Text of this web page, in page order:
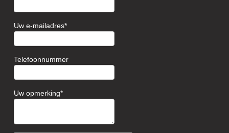
Uw e-mailadres
Telefoonnummer
Uw opmerking